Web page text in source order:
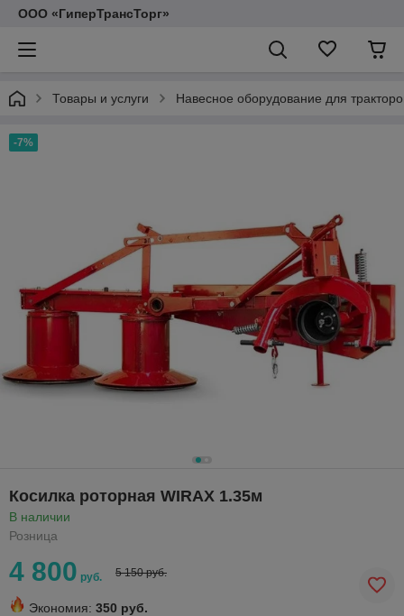
ООО «ГиперТрансТорг»
Товары и услуги Навесное оборудование для
-7%
Косилка роторная WIRAX 1.35м
В наличии
Розница
4 800 руб. 5 150 руб.
Экономия: 350 руб.